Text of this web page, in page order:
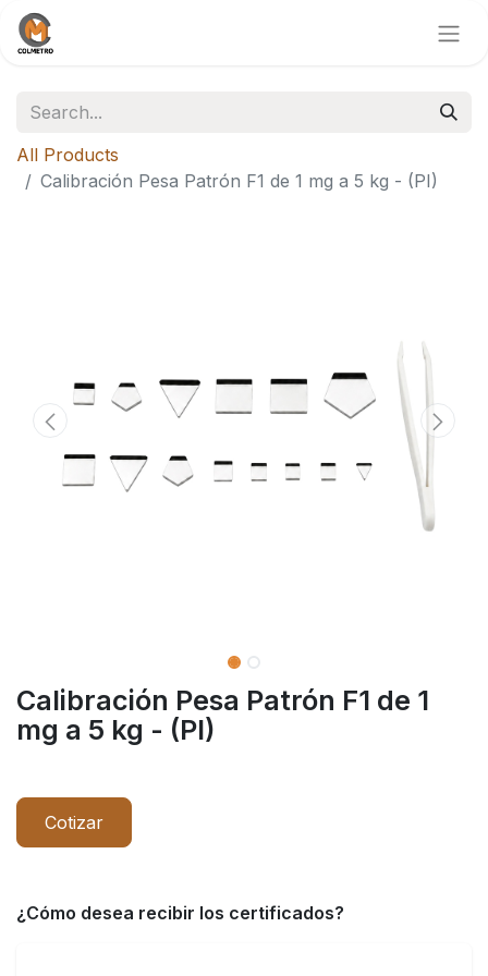
All Products
Calibración Pesa Patrón F1 de 1 mg a 5 kg - (PI)
Calibración Pesa Patrón F1 de 1
mg a 5 kg - (PI)
Cotizar
¿Cómo desea recibir los certificados?